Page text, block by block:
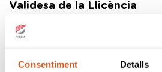
Consentiment Detalls
Validesa de la Llicència
La llicència federativa es
natural, és a dir de gener a
validesa de la seva